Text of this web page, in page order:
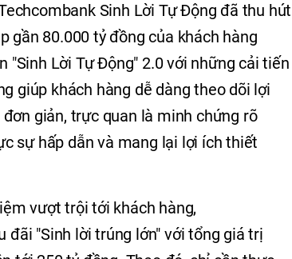
Sinh Lời Tự Động đã thu hút
gần 80.000 tỷ đồng của khách hàng
"Sinh Lời Tự Động" 2.0 với những cải tiến
giúp khách hàng dễ dàng theo dõi lợi
giản, trực quan là minh chứng rõ
sự hấp dẫn và mang lại lợi ích thiết
vượt trội tới khách hàng,
"Sinh lời trúng lớn" với tổng giá trị